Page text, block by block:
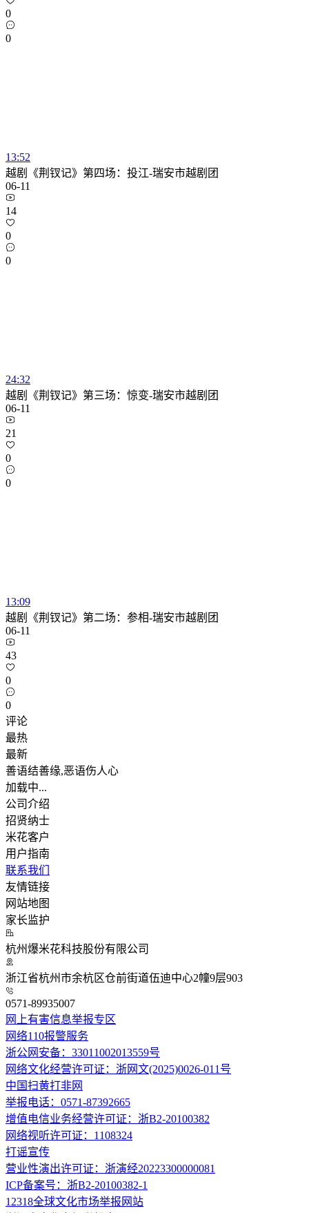
0
0
13:52
越剧《荆钗记》第四场：投江-瑞安市越剧团
06-11
14
0
0
24:32
越剧《荆钗记》第三场：惊变-瑞安市越剧团
06-11
21
0
0
13:09
越剧《荆钗记》第二场：参相-瑞安市越剧团
06-11
43
0
0
评论
最热
最新
善语结善缘,恶语伤人心
加载中...
公司介绍
招贤纳士
米花客户
用户指南
联系我们
友情链接
网站地图
家长监护
杭州爆米花科技股份有限公司
浙江省杭州市余杭区仓前街道伍迪中心2幢9层903
0571-89935007
网上有害信息举报专区
网络110报警服务
浙公网安备：33011002013559号
网络文化经营许可证：浙网文(2025)0026-011号
中国扫黄打非网
举报电话：0571-87392665
增值电信业务经营许可证：浙B2-20100382
网络视听许可证：1108324
打谣宣传
营业性演出许可证：浙演经20223300000081
ICP备案号：浙B2-20100382-1
12318全球文化市场举报网站